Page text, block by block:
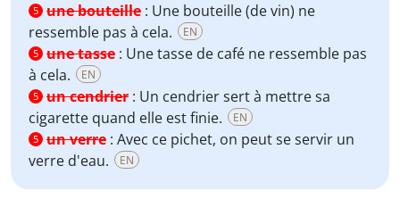
5 une bouteille : Une bouteille (de vin) ne
ressemble pas à cela.
EN
5 une tasse : Une tasse de café ne ressemble pas
à cela.
EN
5 un cendrier : Un cendrier sert à mettre sa
cigarette quand elle est finie.
EN
5 un verre : Avec ce pichet, on peut se servir un
verre d'eau.
EN